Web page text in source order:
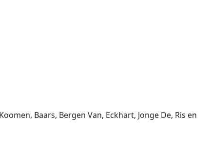
Baars, Bergen Van, Eckhart, Jonge De, Ris en